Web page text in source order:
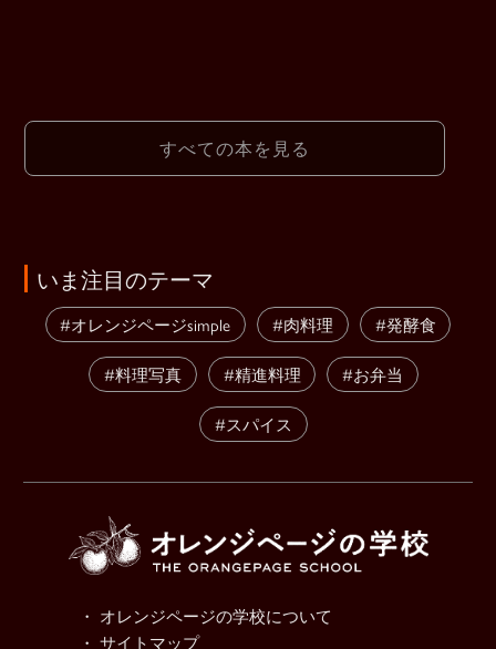
すべての本を見る
いま注目のテーマ
#オレンジページsimple #肉料理 #発酵食
#料理写真 #精進料理 #お弁当
#スパイス
・ オレンジページの学校について
・ サイトマップ